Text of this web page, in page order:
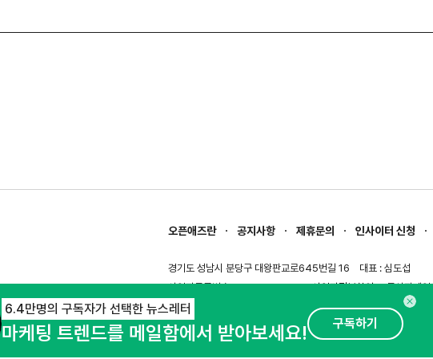
오픈애즈란 공지사항 제휴문의 인사이터 신청
경기도 성남시 분당구 대왕판교로645번길 16
대표 : 심도섭
사업자등록번호 : 144-81-27690(사업자정보확인)
통신판매
호스팅서비스사업자 : 오픈애즈
서비스•광고 문의 :1800-2198
6.4만명의 구독자가 선택한 뉴스레터
마케팅 트렌드를 메일함에서 받아보세요! 구독하기